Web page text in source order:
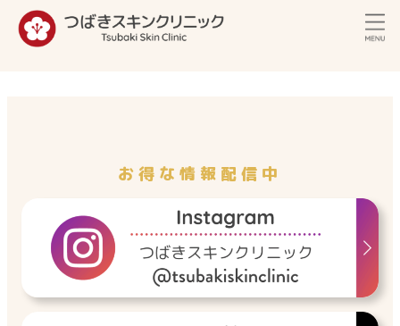
内
容
お得な情報配信中